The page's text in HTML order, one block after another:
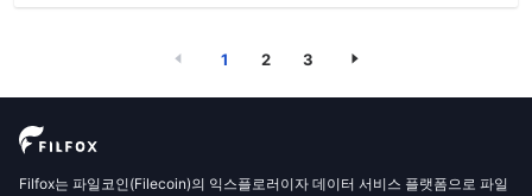
1 2 3
Filfox는 파일코인(Filecoin)의 익스플로러이자 데이터 서비스 플랫폼으로 파일